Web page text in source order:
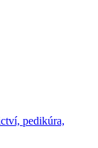
pedikúra,